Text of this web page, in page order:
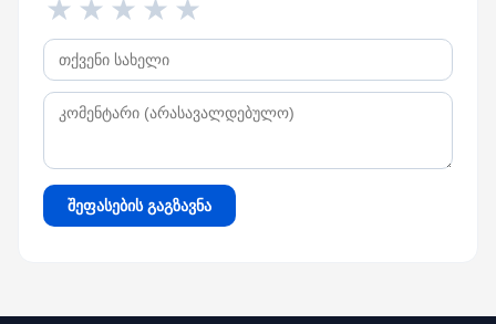
★
★
★
★
★
შეფასების გაგზავნა